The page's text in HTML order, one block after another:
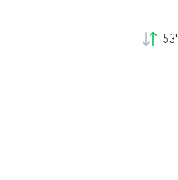
53'